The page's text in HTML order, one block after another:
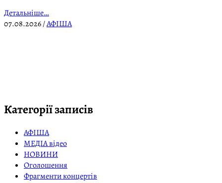
Детальніше…
07.08.2026/АФІША
Категорії записів
АФІША
МЕДІА відео
НОВИНИ
Оголошення
Фрагменти концертів